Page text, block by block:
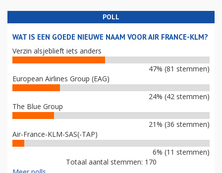
POLL
WAT IS EEN GOEDE NIEUWE NAAM VOOR AIR FRANCE-KLM?
Verzin alsjeblieft iets anders
47% (81 stemmen)
European Airlines Group (EAG)
24% (42 stemmen)
The Blue Group
21% (36 stemmen)
Air-France-KLM-SAS(-TAP)
6% (11 stemmen)
Totaal aantal stemmen: 170